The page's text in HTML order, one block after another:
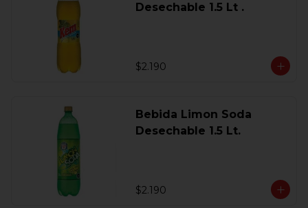
Desechable 1.5 Lt .
$2.190
Bebida Limon Soda
Desechable 1.5 Lt.
$2.190